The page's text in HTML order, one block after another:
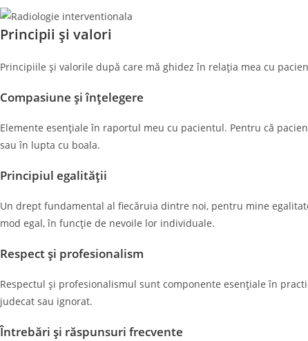
Principii și valori
Principiile și valorile după care mă ghidez în relația mea cu
Compasiune și înțelegere
Elemente esențiale în raportul meu cu pacientul. Pentru că
sau în lupta cu boala.
Principiul egalității
Un drept fundamental al fiecăruia dintre noi, pentru mine
mod egal, în funcție de nevoile lor individuale.
Respect și profesionalism
Respectul și profesionalismul sunt componente esențiale în
judecat sau ignorat.
Întrebări și răspunsuri frecvente